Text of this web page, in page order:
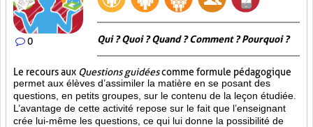
0 Qui ? Quoi ? Quand ? Comment ? Pourquoi ?
Le recours aux Questions guidéescomme formule pédagogique
permet aux élèves d’assimiler la matière en se posant des
questions, en petits groupes, sur le contenu de la leçon étudiée.
L’avantage de cette activité repose sur le fait que l’enseignant
crée lui-même les questions, ce qui lui donne la possibilité de